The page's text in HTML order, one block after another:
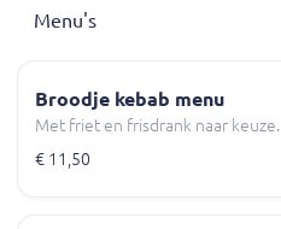
Menu's
Broodje kebab menu
Met friet en frisdrank naar keuze.
€ 11,50